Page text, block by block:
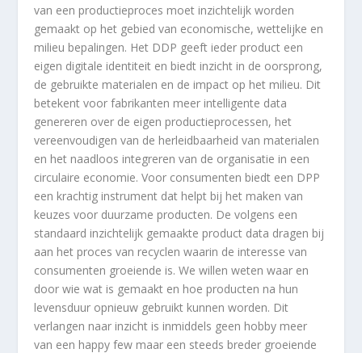
van een productieproces moet inzichtelijk worden
gemaakt op het gebied van economische, wettelijke en
milieu bepalingen. Het DDP geeft ieder product een
eigen digitale identiteit en biedt inzicht in de oorsprong,
de gebruikte materialen en de impact op het milieu. Dit
betekent voor fabrikanten meer intelligente data
genereren over de eigen productieprocessen, het
vereenvoudigen van de herleidbaarheid van materialen
en het naadloos integreren van de organisatie in een
circulaire economie. Voor consumenten biedt een DPP
een krachtig instrument dat helpt bij het maken van
keuzes voor duurzame producten. De volgens een
standaard inzichtelijk gemaakte product data dragen bij
aan het proces van recyclen waarin de interesse van
consumenten groeiende is. We willen weten waar en
door wie wat is gemaakt en hoe producten na hun
levensduur opnieuw gebruikt kunnen worden. Dit
verlangen naar inzicht is inmiddels geen hobby meer
van een happy few maar een steeds breder groeiende